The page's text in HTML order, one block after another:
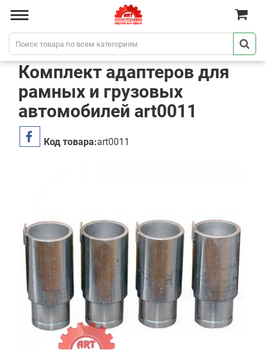
Комплект адаптеров для
рамных и грузовых
автомобилей art0011
Код товара:art0011